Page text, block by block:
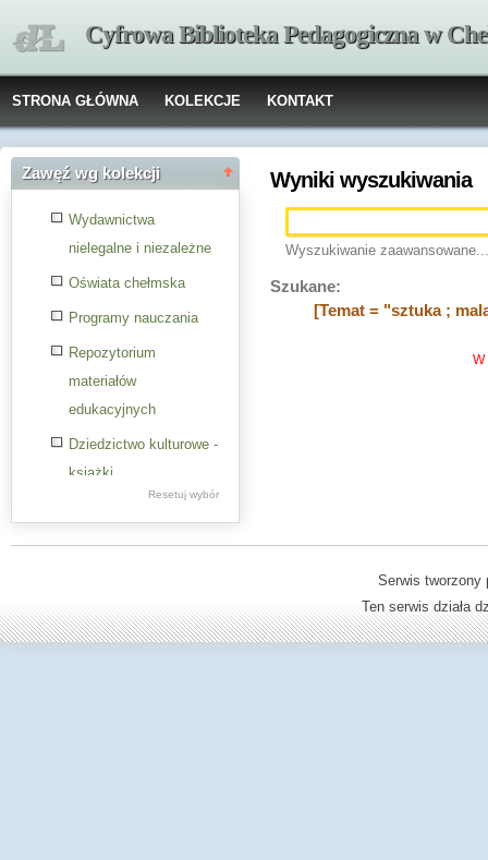
Cyfrowa Biblioteka Pedagogiczna w
STRONA GŁÓWNA KOLEKCJE KONTAKT
Zawęź wg kolekcji
Wydawnictwa
nielegalne i niezależne
Oświata chełmska
Programy nauczania
Repozytorium
materiałów
edukacyjnych
Dziedzictwo kulturowe -
książki
Resetuj wybór
Wyniki wyszukiwania
Wyszukiwanie zaawansowane...
Szukane:
[Temat = "sztuka ;
W
Serwis
Ten serwis działa